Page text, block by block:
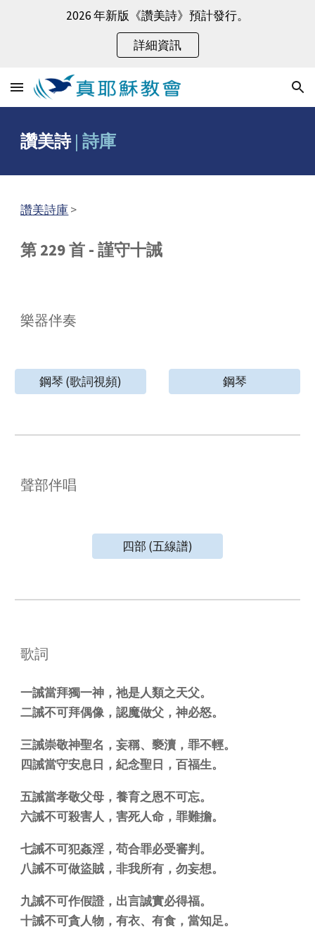
Skip to navigation
2026 年新版《讚美詩》預計發行。
詳細資訊
讚美詩|詩庫
讚美詩庫>
第 229 首 - 謹守十誡
樂器伴奏
鋼琴 (歌詞視頻) 鋼琴
聲部伴唱
四部 (五線譜)
歌詞
一誡當拜獨一神，祂是人類之天父。
二誡不可拜偶像，認魔做父，神必怒。
三誡崇敬神聖名，妄稱、褻瀆，罪不輕。
四誡當守安息日，紀念聖日，百福生。
五誡當孝敬父母，養育之恩不可忘。
六誡不可殺害人，害死人命，罪難擔。
七誡不可犯姦淫，苟合罪必受審判。
八誡不可做盜賊，非我所有，勿妄想。
九誡不可作假證，出言誠實必得福。
十誡不可貪人物，有衣、有食，當知足。